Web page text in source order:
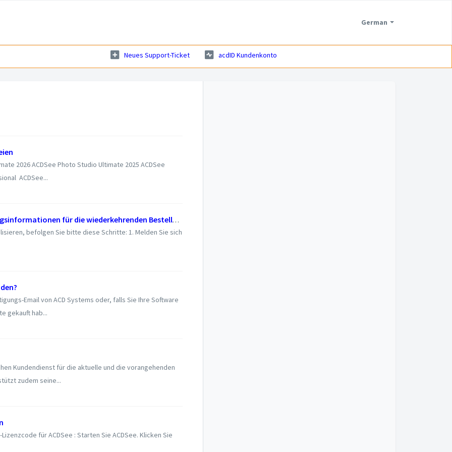
German
Neues Support-Ticket acdID Kundenkonto
2026 ACDSee Photo Studio Ultimate 2025 ACDSee
ACDSee...
Aktualisieren der Kreditkartenzahlungsinformationen für die wiederkehrenden Bestellungen im acdID-Benutzerportal
befolgen Sie bitte diese Schritte: 1. Melden Sie sich
Email von ACD Systems oder, falls Sie Ihre Software
gekauft hab...
Kundendienst für die aktuelle und die vorangehenden
zudem seine...
für ACDSee : Starten Sie ACDSee. Klicken Sie